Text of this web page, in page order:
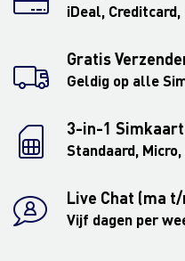
iDeal,
Gratis
Geldig op alle
3-in-1
Standaard, Micro,
Live Chat (ma
Vijf dagen per